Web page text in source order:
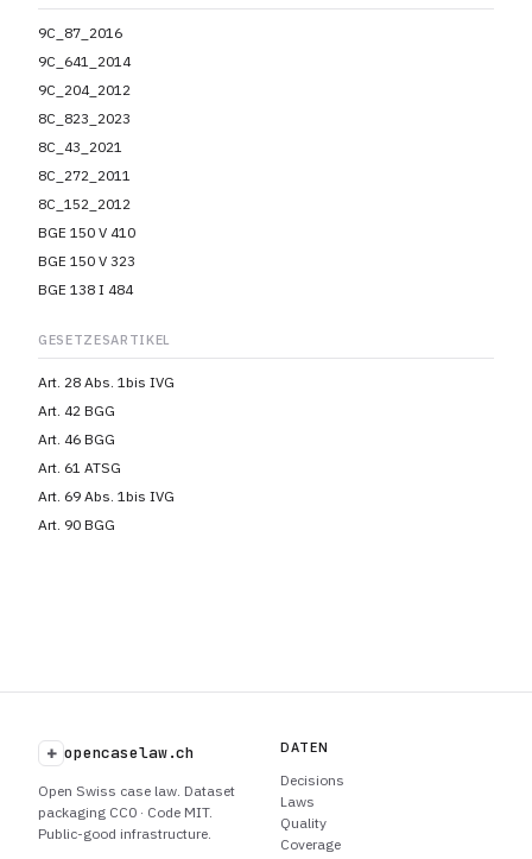
9C_87_2016
9C_641_2014
9C_204_2012
8C_823_2023
8C_43_2021
8C_272_2011
8C_152_2012
BGE 150 V 410
BGE 150 V 323
BGE 138 I 484
GESETZESARTIKEL
Art. 28 Abs. 1bis IVG
Art. 42 BGG
Art. 46 BGG
Art. 61 ATSG
Art. 69 Abs. 1bis IVG
Art. 90 BGG
+ opencaselaw.ch
Open Swiss case law. Dataset
packaging CC0 · Code MIT.
Public-good infrastructure.
DATEN
Decisions
Laws
Quality
Coverage